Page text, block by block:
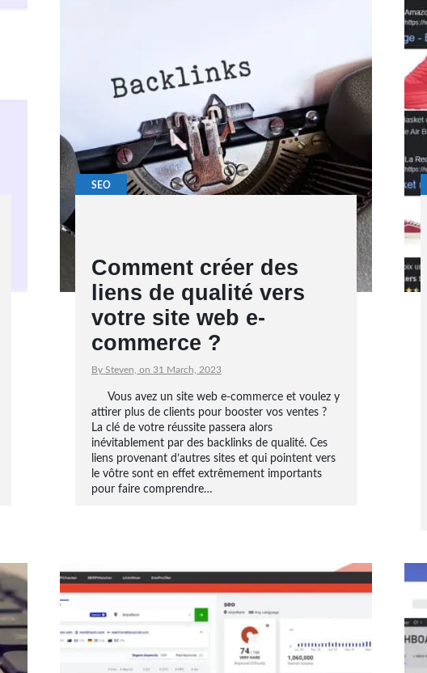
SEO
Comment créer des
liens de qualité vers
votre site web e-
commerce ?
By Steven, on 31 March, 2023
Vous avez un site web e-commerce et voulez y
attirer plus de clients pour booster vos ventes ?
La clé de votre réussite passera alors
inévitablement par des backlinks de qualité. Ces
liens provenant d’autres sites et qui pointent vers
le vôtre sont en effet extrêmement importants
pour faire comprendre…